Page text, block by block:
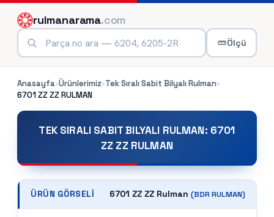
rulmanarama.com
Ölçü
Anasayfa›Ürünlerimiz›Tek Sıralı Sabit Bilyalı Rulman›
6701 ZZ ZZRULMAN
TEK SIRALI SABIT BILYALI RULMAN: 6701
ZZ ZZ RULMAN
ÜRÜN GÖRSELI 6701 ZZ ZZ Rulman (BDRRULMAN)